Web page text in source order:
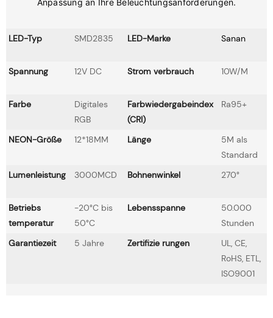
LED-Typ SMD2835 LED-Marke Sanan
Spannung 12V DC Strom verbrauch 10W/M
Farbe
Digitales
RGB
Farbwiedergabeindex
(CRI)
Ra95+
NEON-Größe 12*18MM Länge
5M als
Standard
Lumenleistung
3000MCD Bohnenwinkel 270°
Betriebs
temperatur
-20°C bis
50°C
Lebensspanne
50.000
Stunden
Garantiezeit
5 Jahre Zertifizie rungen
UL, CE,
RoHS, ETL,
ISO9001